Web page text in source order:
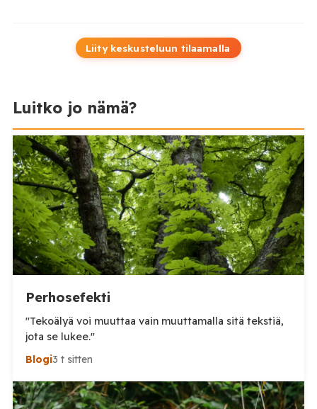
Liity keskusteluun tilaamalla
Luitko jo nämä?
Perhosefekti
"Tekoälyä voi muuttaa vain muuttamalla sitä tekstiä,
jota se lukee."
Blogi3 t sitten